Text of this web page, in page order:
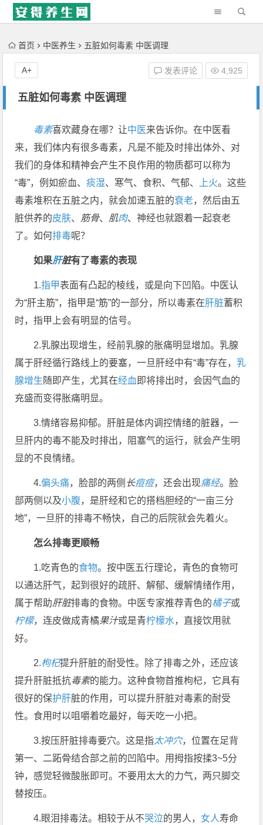
'); })();
首页 中医养生 五脏如何毒素 中医调理
五脏如何毒素 中医调理
发表评论 4,925
A+
毒素喜欢藏身在哪？让中医来告诉你。在中医看
来，我们体内有很多毒素，凡是不能及时排出体外、对
我们的身体和精神会产生不良作用的物质都可以称为
“毒”，例如瘀血、痰湿、寒气、食积、气郁、 上火。这些
毒素堆积在五脏之内，就会加速五脏的衰老，然后由五
脏供养的皮肤、 筋骨、 肌肉、神经也就跟着一起衰老
了。如何排毒呢？
如果肝脏有了毒素的表现
1.指甲表面有凸起的棱线，或是向下凹陷。中医认
为“肝主筋”，指甲是“筋”的一部分，所以毒素在肝脏蓄积
时，指甲上会有明显的信号。
2.乳腺出现增生，经前乳腺的胀痛明显增加。乳腺
属于肝经循行路线上的要塞，一旦肝经中有“毒”存在，乳
腺增生随即产生，尤其在经血 即将排出时，会因气血的
充盛而变得胀痛明显。
3.情绪容易抑郁。肝脏是体内调控情绪的脏器，一
旦肝内的毒不能及时排出，阻塞气的运行，就会产生明
显的不良情绪。
4.偏头痛，脸部的两侧 长痘痘，还会出现痛经。脸
部两侧以及小腹，是肝经和它的搭档胆经的“一亩三分
地”，一旦肝的排毒不畅快，自己的后院就会先着火。
怎么排毒更顺畅
1.吃青色的食物。按中医五行理论，青色的食物可
以通达肝气，起到很好的疏肝、解郁、缓解情绪作用，
属于帮助肝脏排毒的食物。中医专家推荐青色的橘子或
柠檬，连皮做成青橘果汁或是青柠檬水，直接饮用就
好。
2.枸杞提升肝脏的耐受性。除了排毒之外，还应该
提升肝脏抵抗毒素的能力。这种食物首推枸杞，它具有
很好的保护肝脏的作用，可以提升肝脏对毒素的耐受
性。食用时以咀嚼着吃最好，每天吃一小把。
3.按压肝脏排毒要穴。这是指太冲穴，位置在足背
第一、二跖骨结合部之前的凹陷中。用拇指按揉3~5分
钟，感觉轻微酸胀即可。不要用太大的力气，两只脚交
替按压。
4.眼泪排毒法。相较于从不哭泣的男人， 女人寿命